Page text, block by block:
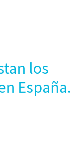
los
España.